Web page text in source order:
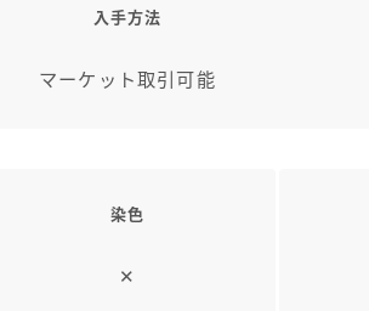
極シタデル・ボズヤ追憶戦
入手方法
マーケット取引可能
染色
✕